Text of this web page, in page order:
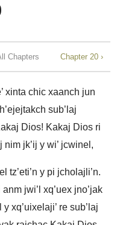
Chapters Chapter 20 ›
xinta chic xaanch jun
sub’laj
Dios! Kakaj Dios ri
nim jk’ij y wi’ jcwinel,
tz’eti’n y pi jcholajli’n.
anm jwi’l xq’uex jno’jak
xq’uixelaji’ re sub’laj